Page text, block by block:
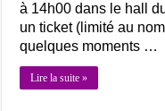
à 14h00 dans le hall
un ticket (limité au
quelques moments …
Lire la suite »